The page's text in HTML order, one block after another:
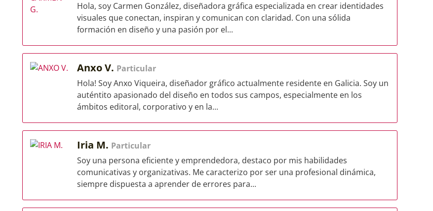
Hola, soy Carmen González, diseñadora gráfica especializada en crear identidades
visuales que conectan, inspiran y comunican con claridad. Con una sólida
formación en diseño y una pasión por el...
Anxo V. Particular
Hola! Soy Anxo Viqueira, diseñador gráfico actualmente residente en Galicia. Soy un
auténtito apasionado del diseño en todos sus campos, especialmente en los
ámbitos editoral, corporativo y en la...
Iria M. Particular
Soy una persona eficiente y emprendedora, destaco por mis habilidades
comunicativas y organizativas. Me caracterizo por ser una profesional dinámica,
siempre dispuesta a aprender de errores para...